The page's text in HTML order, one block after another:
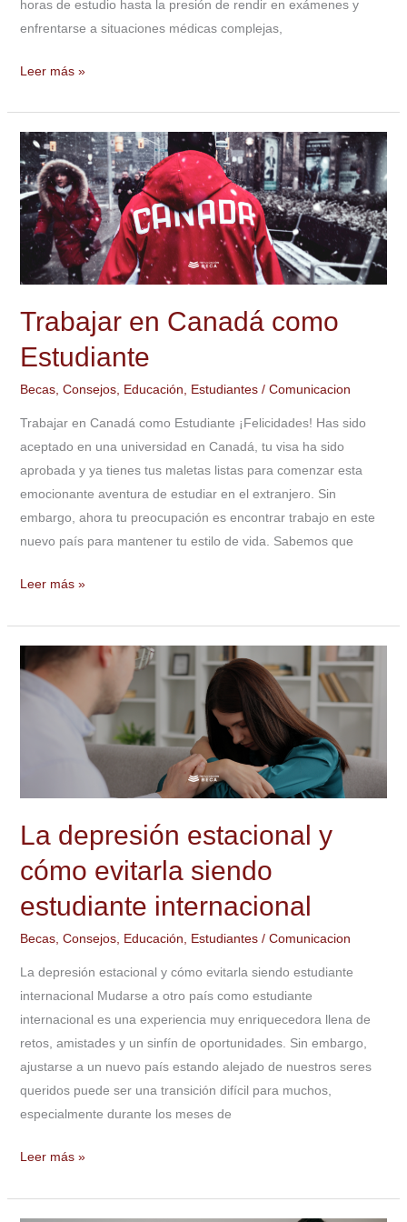
horas de estudio hasta la presión de rendir en exámenes y
enfrentarse a situaciones médicas complejas,
Leer más »
Trabajar en Canadá como
Estudiante
Becas, Consejos, Educación, Estudiantes/ Comunicacion
Trabajar en Canadá como Estudiante ¡Felicidades! Has sido
aceptado en una universidad en Canadá, tu visa ha sido
aprobada y ya tienes tus maletas listas para comenzar esta
emocionante aventura de estudiar en el extranjero. Sin
embargo, ahora tu preocupación es encontrar trabajo en este
nuevo país para mantener tu estilo de vida. Sabemos que
Trabajar
en
Canadá
como
Estudiante
Leer más »
La depresión estacional y
cómo evitarla siendo
estudiante internacional
Becas, Consejos, Educación, Estudiantes/ Comunicacion
La depresión estacional y cómo evitarla siendo estudiante
internacional Mudarse a otro país como estudiante
internacional es una experiencia muy enriquecedora llena de
retos, amistades y un sinfín de oportunidades. Sin embargo,
ajustarse a un nuevo país estando alejado de nuestros seres
queridos puede ser una transición difícil para muchos,
especialmente durante los meses de
depresión
estacional
siendo
estudiante
internacional
Leer más »